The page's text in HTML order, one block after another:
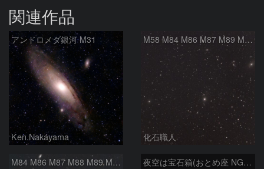
関連作品
アンドロメダ銀河 M31
Ken.Nakayama
M58 M84 M86 M87 M89 M90 マルカリアンの銀河鎖 おとめ座 かみのけ座
化石職人
M84 M86 M87 M88 M89 M90 M91 マルカリアンの銀河鎖 おとめ座 かみのけ座 夜空は宝石箱(おとめ座 NGC5566) Seestar50